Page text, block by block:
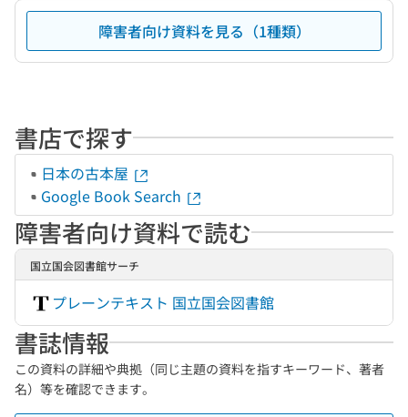
障害者向け資料を見る（1種類）
書店で探す
日本の古本屋
Google Book Search
障害者向け資料で読む
国立国会図書館サーチ
プレーンテキスト 国立国会図書館
書誌情報
この資料の詳細や典拠（同じ主題の資料を指すキーワード、著者
名）等を確認できます。